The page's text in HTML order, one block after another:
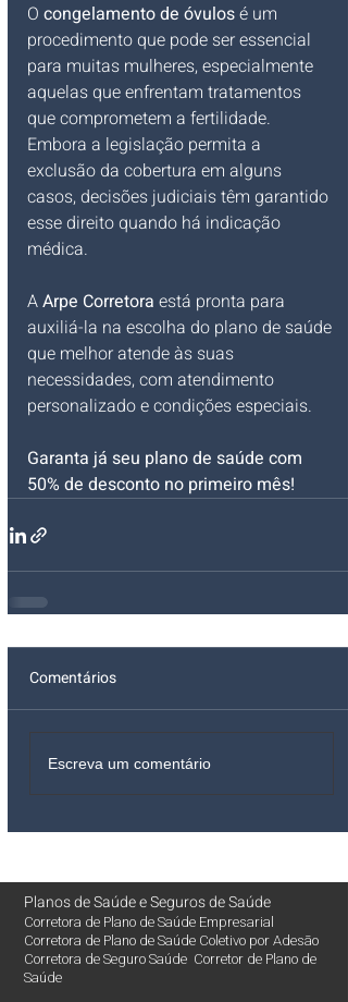
O congelamento de óvulos é um
procedimento que pode ser essencial
para muitas mulheres, especialmente
aquelas que enfrentam tratamentos
que comprometem a fertilidade.
Embora a legislação permita a
exclusão da cobertura em alguns
casos, decisões judiciais têm garantido
esse direito quando há indicação
médica.
A Arpe Corretora está pronta para
auxiliá-la na escolha do plano de saúde
que melhor atende às suas
necessidades, com atendimento
personalizado e condições especiais.
Garanta já seu plano de saúde com
50% de desconto no primeiro mês!
Comentários
Escreva um comentário
Planos de SaúdeeSeguros de Saúde
Corretora de Plano de Saúde Empresarial
Corretora de Plano de Saúde Coletivo por Adesão
Corretora de Seguro Saúde Corretor de Plano de
Saúde